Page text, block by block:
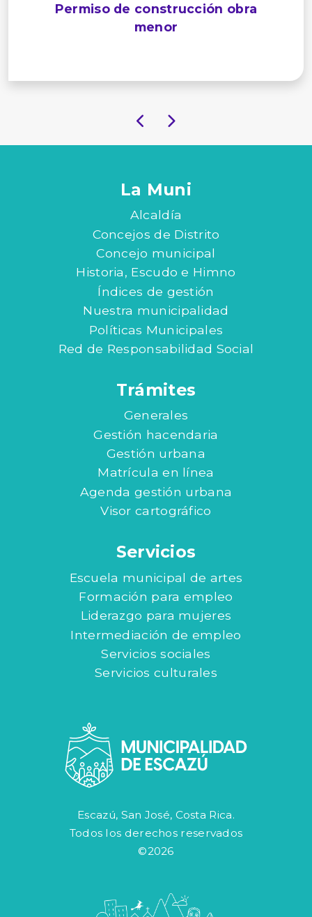
Permiso de construcción obra
menor
La Muni
Alcaldía
Concejos de Distrito
Concejo municipal
Historia, Escudo e Himno
Índices de gestión
Nuestra municipalidad
Políticas Municipales
Red de Responsabilidad Social
Trámites
Generales
Gestión hacendaria
Gestión urbana
Matrícula en línea
Agenda gestión urbana
Visor cartográfico
Servicios
Escuela municipal de artes
Formación para empleo
Liderazgo para mujeres
Intermediación de empleo
Servicios sociales
Servicios culturales
Escazú, San José, Costa Rica.
Todos los derechos reservados
©2026